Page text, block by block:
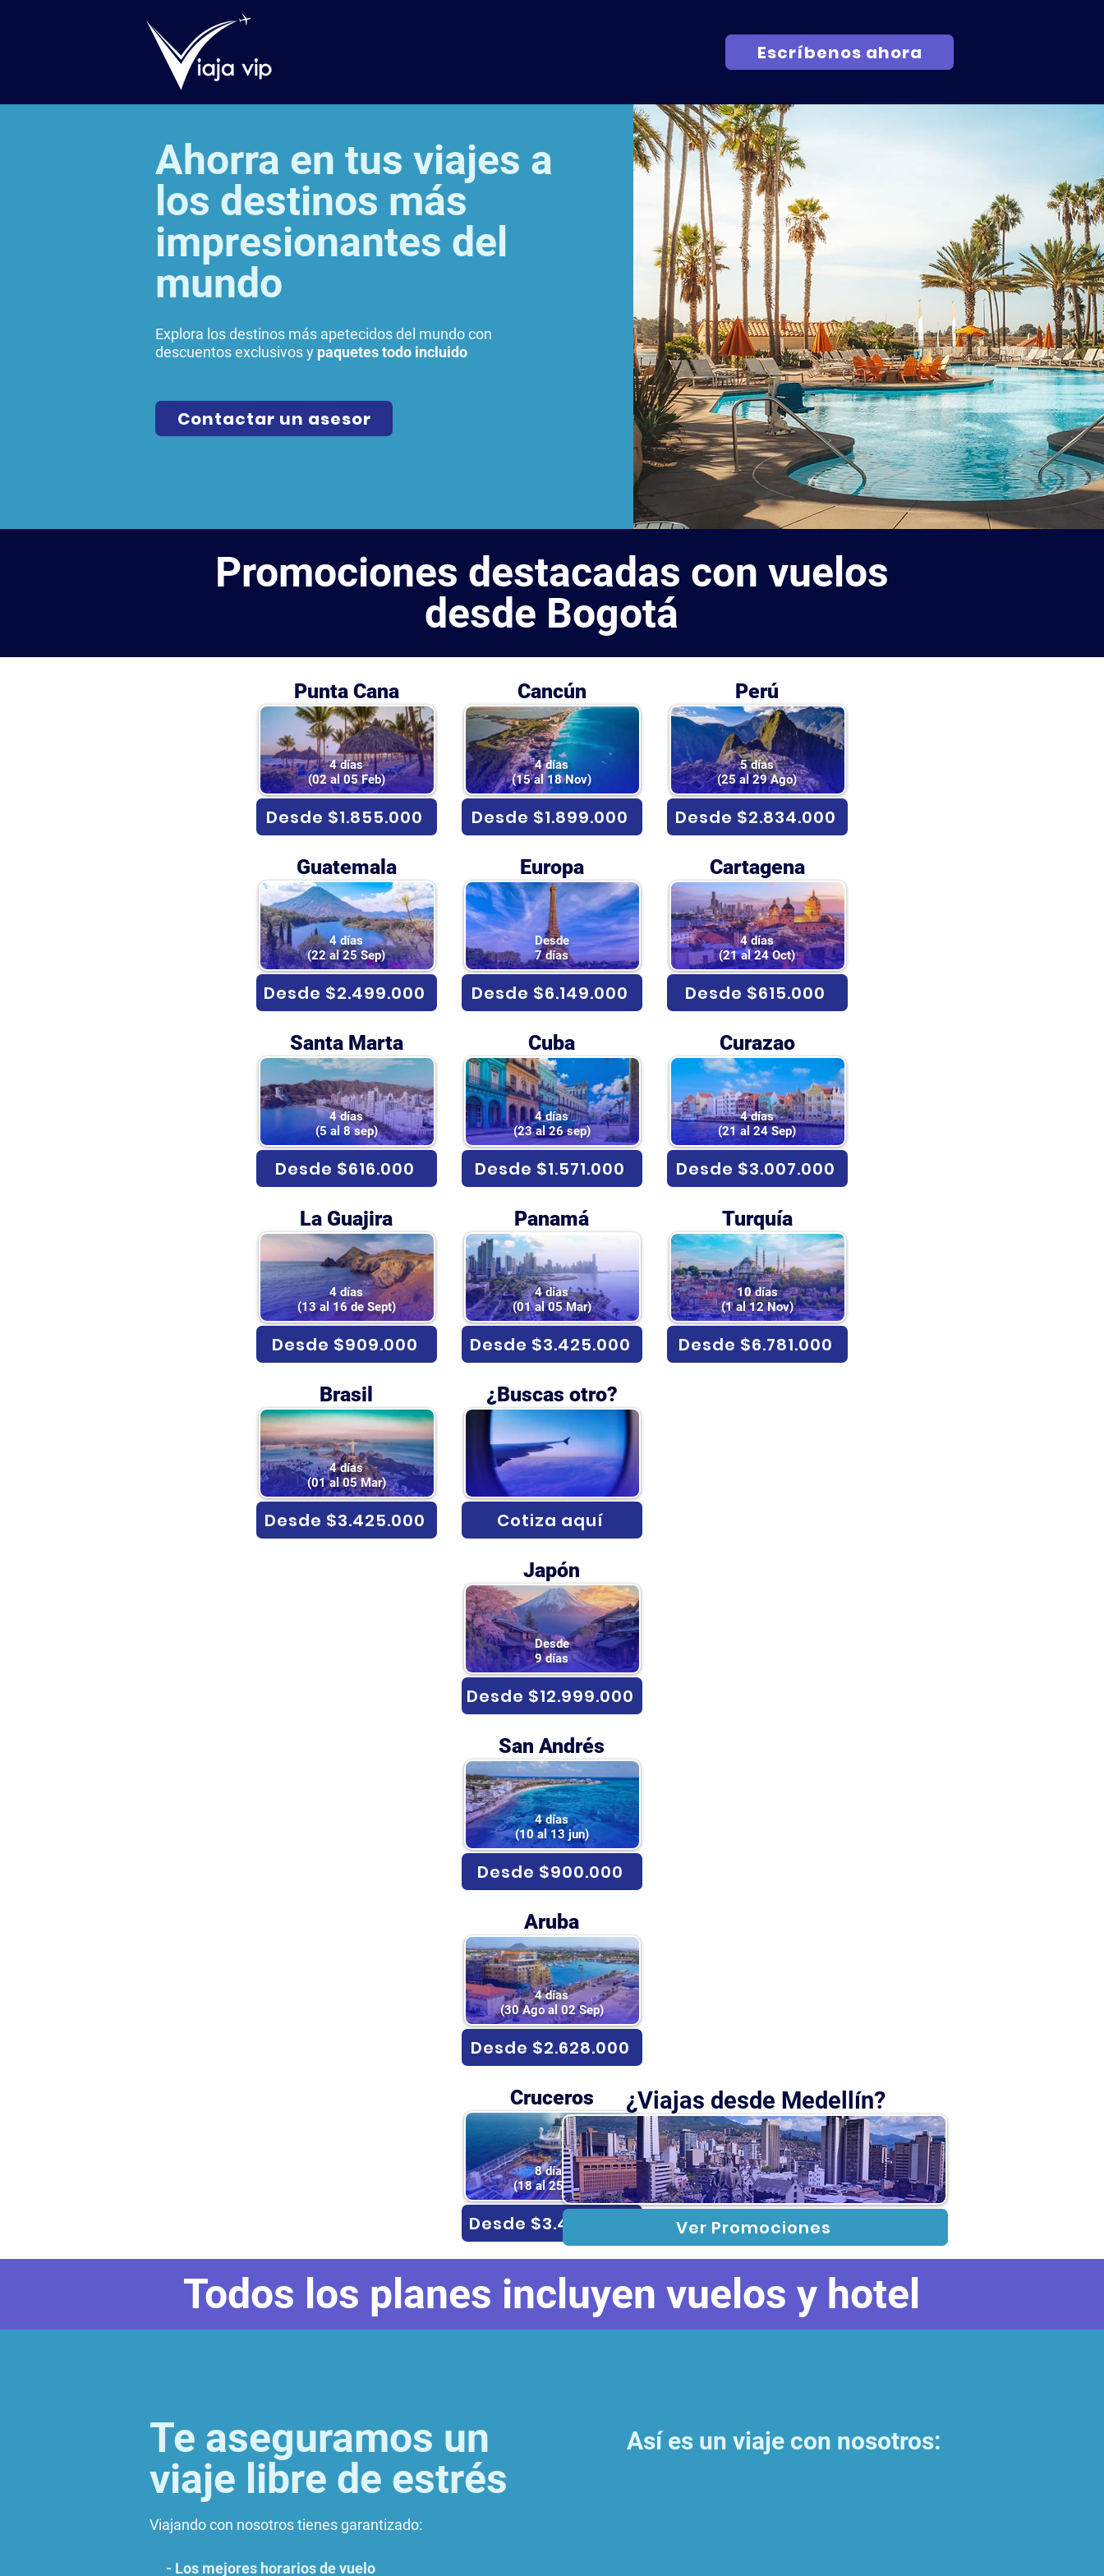
Ahorra en tus viajes a
los destinos más
impresionantes del
mundo
Explora los destinos más apetecidos del mundo con
descuentos exclusivos y paquetes todo incluido
Contactar un asesor
Escríbenos ahora
Promociones destacadas con vuelos
desde Bogotá
Punta Cana
4 días
(02 al 05 Feb)
Desde $1.855.000
Guatemala
4 días
(22 al 25 Sep)
Desde $2.499.000
Santa Marta
4 días
(5 al 8 sep)
Desde $616.000
La Guajira
4 días
(13 al 16 de Sept)
Desde $909.000
Brasil
4 días
(01 al 05 Mar)
Desde $3.425.000
Cancún
4 días
(15 al 18 Nov)
Desde $1.899.000
Europa
Desde
7 días
Desde $6.149.000
Cuba
4 días
(23 al 26 sep)
Desde $1.571.000
Panamá
4 días
(01 al 05 Mar)
Desde $3.425.000
¿Buscas otro?
Cotiza aquí
Perú
5 días
(25 al 29 Ago)
Desde $2.834.000
Cartagena
4 días
(21 al 24 Oct)
Desde $615.000
Curazao
4 días
(21 al 24 Sep)
Desde $3.007.000
Turquía
10 días
(1 al 12 Nov)
Desde $6.781.000
Japón
Desde
9 días
Desde $12.999.000
San Andrés
4 días
(10 al 13 jun)
Desde $900.000
Aruba
4 días
(30 Ago al 02 Sep)
Desde $2.628.000
Cruceros
8 días
(18 al 25 Oct)
Desde $3.448.000
¿Viajas desde Medellín?
Ver Promociones
Todos los planes incluyen vuelos y hotel
Te aseguramos un
viaje libre de estrés
Viajando con nosotros tienes garantizado:
- Los mejores horarios de vuelo
Así es un viaje con nosotros: